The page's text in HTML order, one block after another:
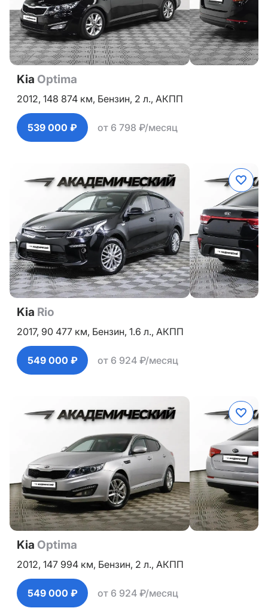
Kia Optima
2012, 148 874 км, Бензин, 2 л., АКПП
539 000 ₽ от 6 798 ₽/месяц
Kia Rio
2017, 90 477 км, Бензин, 1.6 л., АКПП
549 000 ₽ от 6 924 ₽/месяц
Kia Optima
2012, 147 994 км, Бензин, 2 л., АКПП
549 000 ₽ от 6 924 ₽/месяц